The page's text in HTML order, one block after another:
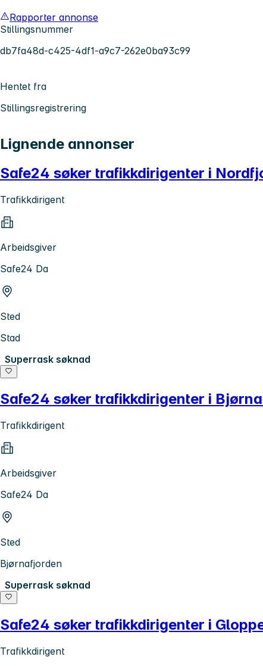
Rapporter annonse
Stillingsnummer
db7fa48d-c425-4df1-a9c7-262e0ba93c99
Hentet fra
Stillingsregistrering
Lignende annonser
Safe24 søker trafikkdirigenter i
Trafikkdirigent
Arbeidsgiver
Safe24 Da
Sted
Stad
Superrask søknad
Safe24 søker trafikkdirigenter i
Trafikkdirigent
Arbeidsgiver
Safe24 Da
Sted
Bjørnafjorden
Superrask søknad
Safe24 søker trafikkdirigenter i
Trafikkdirigent